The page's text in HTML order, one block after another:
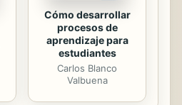
Cómo desarrollar
procesos de
aprendizaje para
estudiantes
Carlos Blanco
Valbuena